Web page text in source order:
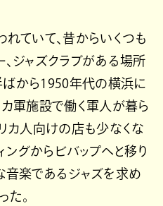
ていて、昔からいくつも
ジャズクラブがある場所
ばから1950年代の横浜に
軍施設で働く軍人が暮ら
カ人向けの店も少なくな
ングからビバップへと移り
音楽であるジャズを求め
た。